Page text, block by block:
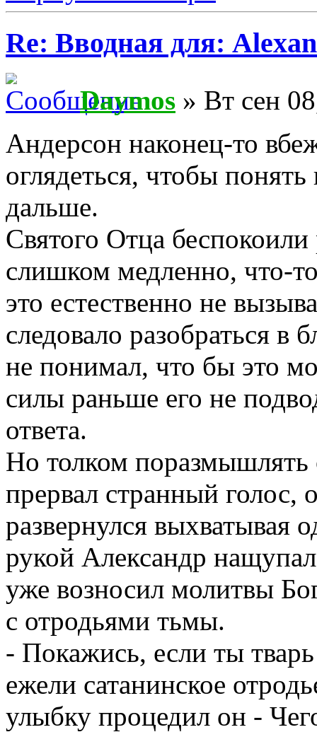
Re: Вводная для:
Daymos » Вт сен
Андерсон наконец-то
оглядеться, чтобы
дальше.
Святого Отца
слишком медленно, что-
это естественно не
следовало разобраться
не понимал, что бы это
силы раньше его не
ответа.
Но толком поразмышлять
прервал странный голос,
развернулся выхватывая
рукой Александр
уже возносил молитвы
с отродьями тьмы.
- Покажись, если ты
ежели сатанинское
улыбку процедил он -